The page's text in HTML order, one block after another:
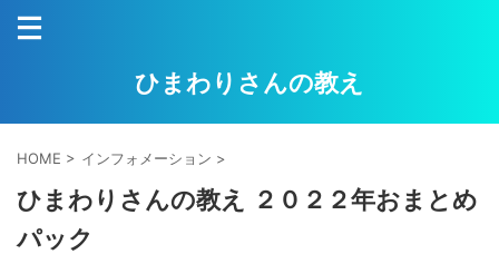
ひまわりさんの教え
HOME > インフォメーション >
ひまわりさんの教え ２０２２年おまとめ
パック